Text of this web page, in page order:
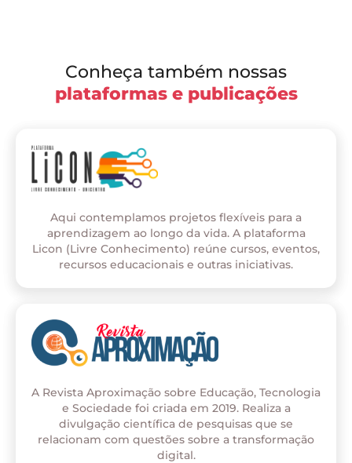
Conheça também nossas
plataformas e publicações
Aqui contemplamos projetos flexíveis para a
aprendizagem ao longo da vida. A plataforma
Licon (Livre Conhecimento) reúne cursos, eventos,
recursos educacionais e outras iniciativas.
A Revista Aproximação sobre Educação, Tecnologia
e Sociedade foi criada em 2019. Realiza a
divulgação científica de pesquisas que se
relacionam com questões sobre a transformação
digital.